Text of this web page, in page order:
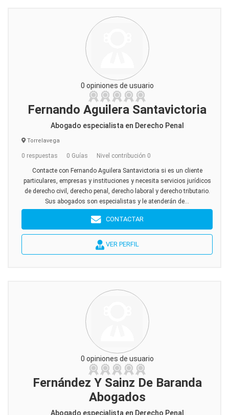
0 opiniones de usuario
Fernando Aguilera Santavictoria
Abogado especialista en Derecho Penal
Torrelavega
0 respuestas 0 Guías Nivel contribución 0
Contacte con Fernando Aguilera Santavictoria si es un cliente
particulares, empresas y instituciones y necesita servicios jurídicos
de derecho civil, derecho penal, derecho laboral y derecho tributario.
Sus abogados son especialistas y le atenderán de...
CONTACTAR
VER PERFIL
0 opiniones de usuario
Fernández Y Sainz De Baranda
Abogados
Abogado especialista en Derecho Penal